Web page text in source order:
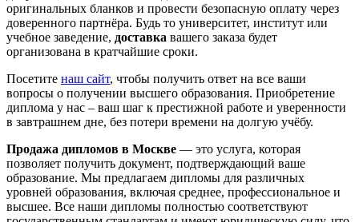
оригинальных бланков и провести безопасную оплату через
доверенного партнёра. Будь то университет, институт или
учебное заведение, доставка вашего заказа будет
организована в кратчайшие сроки.
Посетите наш сайт, чтобы получить ответ на все ваши
вопросы о получении высшего образования. Приобретение
диплома у нас – ваш шаг к престижной работе и уверенности
в завтрашнем дне, без потери времени на долгую учёбу.
Продажа дипломов в Москве — это услуга, которая
позволяет получить документ, подтверждающий ваше
образование. Мы предлагаем дипломы для различных
уровней образования, включая среднее, профессиональное и
высшее. Все наши дипломы полностью соответствуют